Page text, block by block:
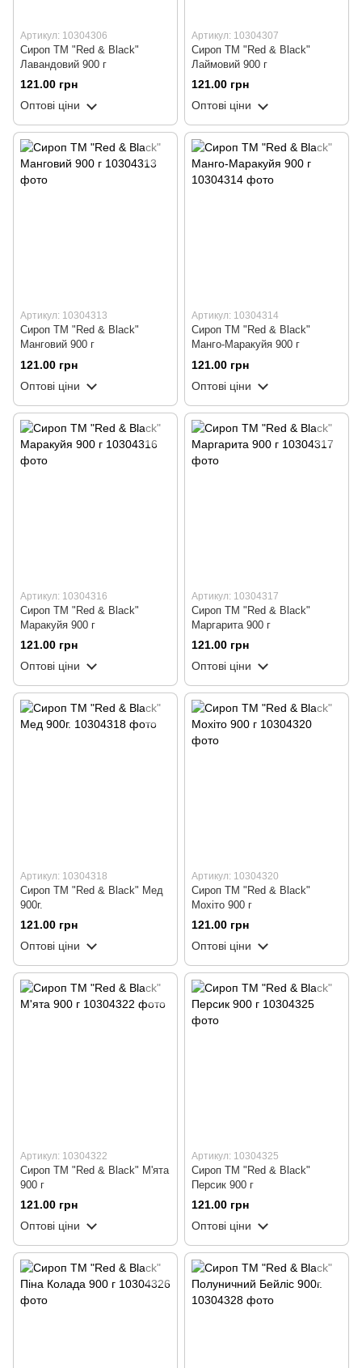
Артикул: 10304306
Сироп ТМ "Red & Black"
Лавандовий 900 г
121.00 грн
Оптові ціни
Артикул: 10304307
Сироп ТМ "Red & Black"
Лаймовий 900 г
121.00 грн
Оптові ціни
Артикул: 10304313
Сироп ТМ "Red & Black"
Манговий 900 г
121.00 грн
Оптові ціни
Артикул: 10304314
Сироп ТМ "Red & Black"
Манго-Маракуйя 900 г
121.00 грн
Оптові ціни
Артикул: 10304316
Сироп ТМ "Red & Black"
Маракуйя 900 г
121.00 грн
Оптові ціни
Артикул: 10304317
Сироп ТМ "Red & Black"
Маргарита 900 г
121.00 грн
Оптові ціни
Артикул: 10304318
Сироп ТМ "Red & Black" Мед
900г.
121.00 грн
Оптові ціни
Артикул: 10304320
Сироп ТМ "Red & Black"
Мохіто 900 г
121.00 грн
Оптові ціни
Артикул: 10304322
Сироп ТМ "Red & Black" М'ята
900 г
121.00 грн
Оптові ціни
Артикул: 10304325
Сироп ТМ "Red & Black"
Персик 900 г
121.00 грн
Оптові ціни